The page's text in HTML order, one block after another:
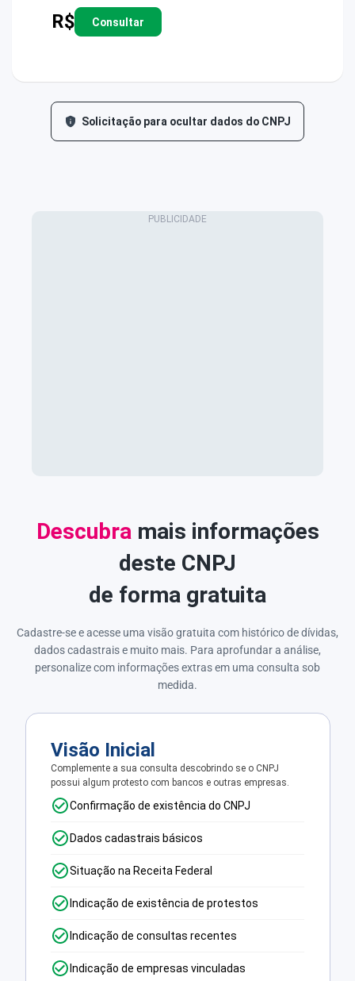
R$ Consultar
Solicitação para ocultar dados do CNPJ
Descubramais informações
deste CNPJ
de forma gratuita
Cadastre-se e acesse uma visão gratuita com histórico de dívidas,
dados cadastrais e muito mais. Para aprofundar a análise,
personalize com informações extras em uma consulta sob
medida.
Visão Inicial
Complemente a sua consulta descobrindo se o CNPJ
possui algum protesto com bancos e outras empresas.
Confirmação de existência do CNPJ
Dados cadastrais básicos
Situação na Receita Federal
Indicação de existência de protestos
Indicação de consultas recentes
Indicação de empresas vinculadas